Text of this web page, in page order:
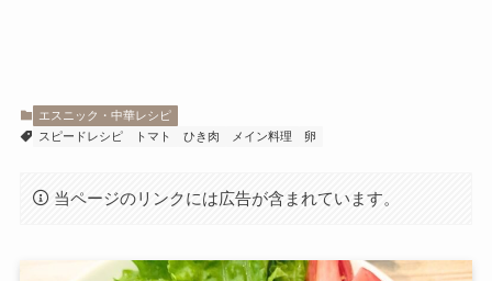
エスニック・中華レシピ
スピードレシピ
トマト ひき肉 メイン料理 卵
当ページのリンクには広告が含まれています。